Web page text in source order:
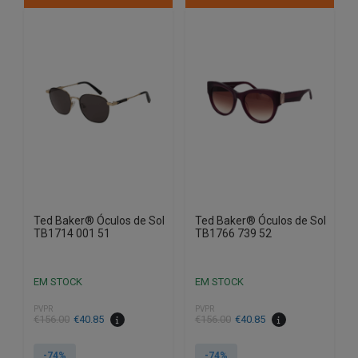
Ted Baker® Óculos de Sol
TB1714 001 51
EM STOCK
PVPR
€156.00
O
original
€40.85
O
atual
-74%
Ted Baker® Óculos de Sol
TB1766 739 52
EM STOCK
PVPR
€156.00
O
original
€40.85
O
atual
-74%